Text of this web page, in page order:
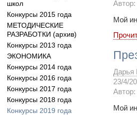
школ
Конкурсы 2015 года
МЕТОДИЧЕСКИЕ
РАЗРАБОТКИ (архив)
Конкурсы 2013 года
ЭКОНОМИКА
Конкурсы 2014 года
Конкурсы 2016 года
Конкурсы 2017 года
Конкурсы 2018 года
Конкурсы 2019 года
Автор:
Мой
Дарья
23/4/
Автор:
Мой